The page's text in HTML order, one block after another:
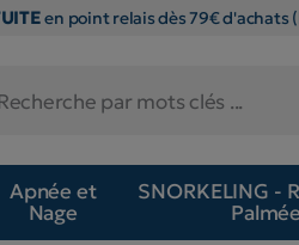
en point relais dès 79€ d'achats
Apnée et
Nage
SNORKELING -
Palmée